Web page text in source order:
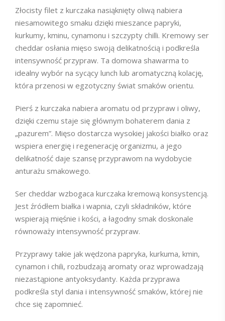
Złocisty filet z kurczaka nasiąknięty oliwą nabiera
niesamowitego smaku dzięki mieszance papryki,
kurkumy, kminu, cynamonu i szczypty chilli. Kremowy ser
cheddar osłania mięso swoją delikatnością i podkreśla
intensywność przypraw. Ta domowa shawarma to
idealny wybór na sycący lunch lub aromatyczną kolację,
która przenosi w egzotyczny świat smaków orientu.
Pierś z kurczaka nabiera aromatu od przypraw i oliwy,
dzięki czemu staje się głównym bohaterem dania z
„pazurem”. Mięso dostarcza wysokiej jakości białko oraz
wspiera energię i regenerację organizmu, a jego
delikatność daje szansę przyprawom na wydobycie
anturażu smakowego.
Ser cheddar wzbogaca kurczaka kremową konsystencją.
Jest źródłem białka i wapnia, czyli składników, które
wspierają mięśnie i kości, a łagodny smak doskonale
równoważy intensywność przypraw.
Przyprawy takie jak wędzona papryka, kurkuma, kmin,
cynamon i chili, rozbudzają aromaty oraz wprowadzają
niezastąpione antyoksydanty. Każda przyprawa
podkreśla styl dania i intensywność smaków, której nie
chce się zapomnieć.